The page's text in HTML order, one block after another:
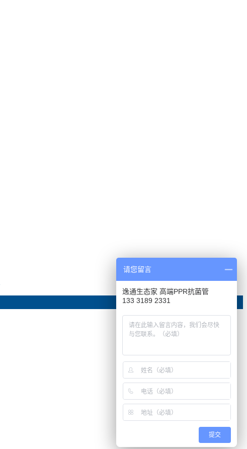
请您留言
逸通生态家 高端PPR抗菌管
133 3189 2331
提交